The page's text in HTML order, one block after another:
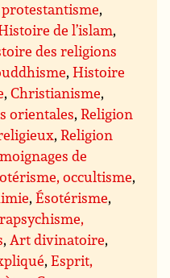
,
de l’islam,
des religions
,Histoire
,Christianisme,
orientales,Religion
,Religion
de
occultisme,
,Ésotérisme,
, Art divinatoire,
,Esprit,